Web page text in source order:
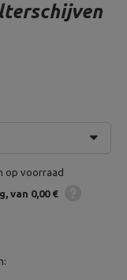
op voorraad
van 0,00 €